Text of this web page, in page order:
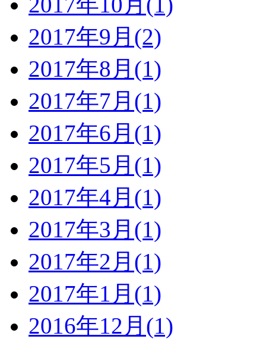
2017年9月(2)
2017年8月(1)
2017年7月(1)
2017年6月(1)
2017年5月(1)
2017年4月(1)
2017年3月(1)
2017年2月(1)
2017年1月(1)
2016年12月(1)